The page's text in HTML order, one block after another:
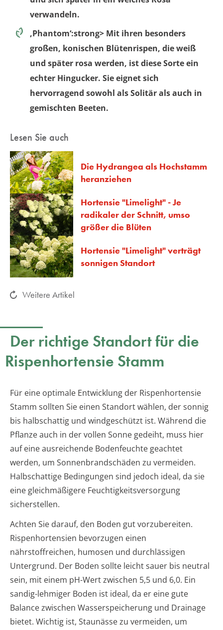
verwandeln.
‚Phantom‘:strong> Mit ihren besonders
großen, konischen Blütenrispen, die weiß
und später rosa werden, ist diese Sorte ein
echter Hingucker. Sie eignet sich
hervorragend sowohl als Solitär als auch in
gemischten Beeten.
Lesen Sie auch
Die Hydrangea als Hochstamm
heranziehen
Hortensie "Limelight" - Je
radikaler der Schnitt, umso
größer die Blüten
Hortensie "Limelight" verträgt
sonnigen Standort
Weitere Artikel
Der richtige Standort für die
Rispenhortensie Stamm
Für eine optimale Entwicklung der Rispenhortensie
Stamm sollten Sie einen Standort wählen, der sonnig
bis halbschattig und windgeschützt ist. Während die
Pflanze auch in der vollen Sonne gedeiht, muss hier
auf eine ausreichende Bodenfeuchte geachtet
werden, um Sonnenbrandschäden zu vermeiden.
Halbschattige Bedingungen sind jedoch ideal, da sie
eine gleichmäßigere Feuchtigkeitsversorgung
sicherstellen.
Achten Sie darauf, den Boden gut vorzubereiten.
Rispenhortensien bevorzugen einen
nährstoffreichen, humosen und durchlässigen
Untergrund. Der Boden sollte leicht sauer bis neutral
sein, mit einem pH-Wert zwischen 5,5 und 6,0. Ein
sandig-lehmiger Boden ist ideal, da er eine gute
Balance zwischen Wasserspeicherung und Drainage
bietet. Wichtig ist, Staunässe zu vermeiden, um